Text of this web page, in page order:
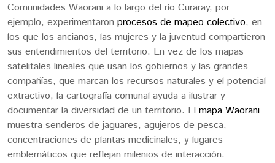
Comunidades Waorani a lo largo del río Curaray, por
ejemplo, experimentaron procesos de mapeo colectivo, en
los que los ancianos, las mujeres y la juventud compartieron
sus entendimientos del territorio. En vez de los mapas
satelitales lineales que usan los gobiernos y las grandes
compañías, que marcan los recursos naturales y el potencial
extractivo, la cartografía comunal ayuda a ilustrar y
documentar la diversidad de un territorio. El mapa Waorani
muestra senderos de jaguares, agujeros de pesca,
concentraciones de plantas medicinales, y lugares
emblemáticos que reflejan milenios de interacción.